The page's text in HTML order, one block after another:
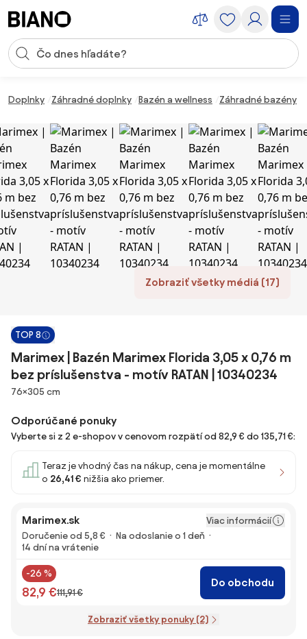
Vstup pre vyhľadávanie
Doplnky Záhradné doplnky Bazén a wellness Záhradné bazény
Zobraziť všetky médiá (17)
TOP 8
Marimex | Bazén Marimex Florida 3,05 x 0,76 m
bez príslušenstva - motív RATAN | 10340234
Rozmery
76×305 cm
Odporúčané ponuky
Vyberte si z 2 e-shopov v cenovom rozpätí od 82,9 € do 135,71 €:
Teraz je vhodný čas na nákup, cena je momentálne
o 26,41 € nižšia ako priemer.
Marimex.sk
Viac informácií
Doručenie od 5,8 €
Na odoslanie o 1 deň
14 dní na vrátenie
-26 %
82,9 €111,91 €
Do obchodu
Zobraziť všetky ponuky (2)